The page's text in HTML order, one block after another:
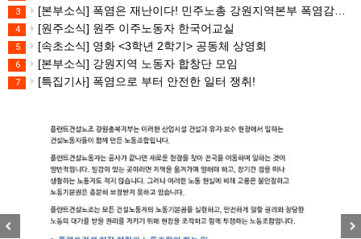
3 [본부소식] 폭염은 재난이다! 민주노총 강원지역본부 폭염감시단 선포 기자회견
4 [원주소식] 원주 이주노동자 한국어교실
5 [속초소식] 영화 <3학년 2학기> 공동체 상영회
6 [본부소식] 강원지역 노동자 합창단 모임
7 [특집기사] 폭염으로 부터 안전한 일터 쟁취!